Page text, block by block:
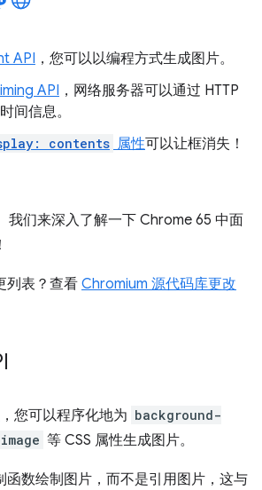
API ，您可以以编程方式生成图片。
API ，网络服务器可以通过 HTTP
间信息。
contents 属性可以让框消失！
我们来深入了解一下 Chrome 65 中面
列表？查看 Chromium 源代码库更改
，您可以程序化地为 background-
等 CSS 属性生成图片。
函数绘制图片，而不是引用图片，这与